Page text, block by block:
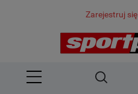
Zarejestruj się